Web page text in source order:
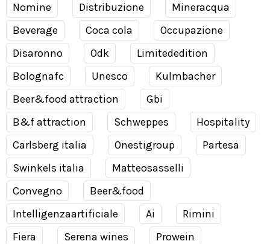
Nomine
Distribuzione
Mineracqua
Beverage
Coca cola
Occupazione
Disaronno
Odk
Limitededition
Bolognafc
Unesco
Kulmbacher
Beer&food attraction
Gbi
B&f attraction
Schweppes
Hospitality
Carlsberg italia
Onestigroup
Partesa
Swinkels italia
Matteosasselli
Convegno
Beer&food
Intelligenzaartificiale
Ai
Rimini
Fiera
Serena wines
Prowein